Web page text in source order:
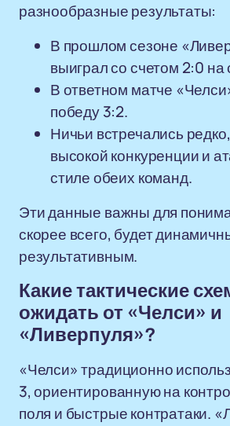
разнообразные результаты:
В прошлом сезоне
выиграл со счетом 2:0 на
В ответном матче
победу 3:2.
Ничьи встречались
высокой конкуренции и
стиле обеих команд.
Эти данные важны для
скорее всего, будет
результативным.
Какие тактические
ожидать от «Челси» и
«Ливерпуля»?
«Челси» традиционно
3, ориентированную на
поля и быстрые контратаки.